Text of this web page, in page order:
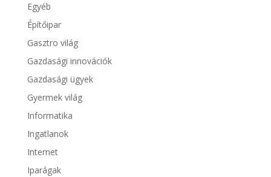
Egyéb
Építőipar
Gasztro világ
Gazdasági innovációk
Gazdasági ügyek
Gyermek világ
Informatika
Ingatlanok
Internet
Iparágak